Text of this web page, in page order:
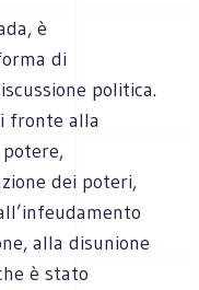
è
di
politica.
fronte alla
dei poteri,
alla disunione
è stato